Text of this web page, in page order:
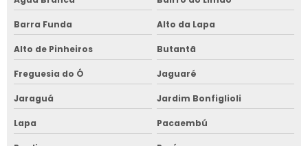
Barra Funda Alto da Lapa
Alto de Pinheiros Butantã
Freguesia do Ó Jaguaré
Jaraguá Jardim Bonfiglioli
Lapa Pacaembú